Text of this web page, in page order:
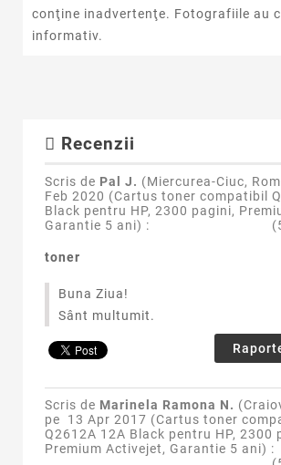
conţine inadvertenţe. Fotografiile au
informativ.
Recenzii
Scris de Pal J. (Miercurea-Ciuc,
Feb 2020 (Cartus toner compatibil
Black pentru HP, 2300 pagini,
Garantie 5 ani) : (
toner
Buna Ziua!
Sânt multumit.
Scris de Marinela Ramona N.
pe 13 Apr 2017 (Cartus toner
Q2612A 12A Black pentru HP, 2300
Premium Activejet, Garantie 5 ani) :